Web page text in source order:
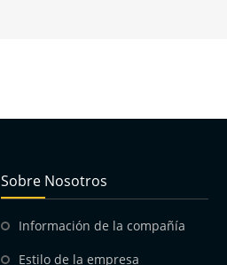
Sobre Nosotros
Información de la compañía
Estilo de la empresa